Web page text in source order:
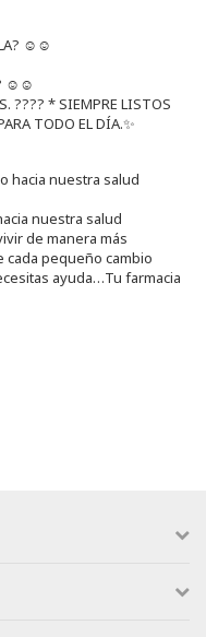
☺️☺️
????️ * SIEMPRE LISTOS
TODO EL DÍA.✨
nuestra salud
de manera más
cada pequeño cambio
ayuda…Tu farmacia